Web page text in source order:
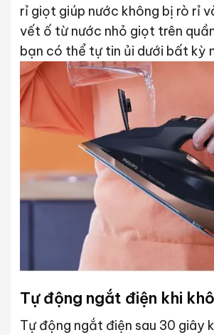
rỉ giọt giúp nước không bị rò rỉ
vết ố từ nước nhỏ giọt trên
bạn có thể tự tin ủi dưới bất kỳ
Tự động ngắt điện khi
Tự động ngắt điện sau 30 giây